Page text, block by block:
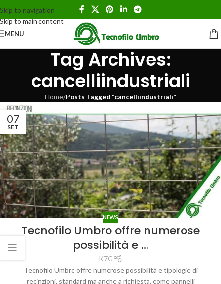
Skip to navigation
Skip to main content
MENU
Tag Archives:
cancelliindustriali
Home/Posts Tagged "cancelliindustriali"
07
SET
NEWS
Tecnofilo Umbro offre numerose
possibilità e …
K7G
Tecnofilo Umbro offre numerose possibilità e tipologie di
recinzioni, standard ma anche a richiesta, come pannelli